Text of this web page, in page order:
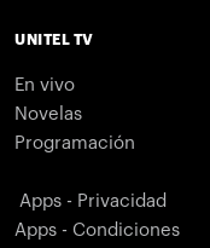
UNITEL TV
En vivo
Novelas
Programación
Apps - Privacidad
Apps - Condiciones